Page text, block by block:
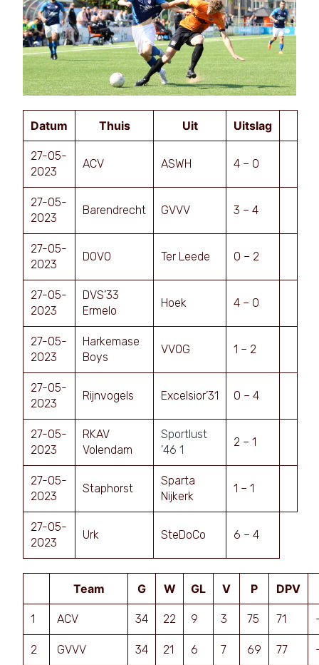
Datum Thuis Uit Uitslag
27-05-
2023
ACV ASWH 4 – 0
27-05-
2023
Barendrecht GVVV 3 – 4
27-05-
2023
DOVO Ter Leede 0 – 2
27-05-
2023
DVS’33
Ermelo
Hoek 4 – 0
27-05-
2023
Harkemase
Boys
VVOG 1 – 2
27-05-
2023
Rijnvogels Excelsior’31 0 – 4
27-05-
2023
RKAV
Volendam
Sportlust
’46 1
2 – 1
27-05-
2023
Staphorst
Sparta
Nijkerk
1 – 1
27-05-
2023
Urk SteDoCo 6 – 4
Team G W GL V P DPV
1 ACV 34 22 9 3 75 71
2 GVVV 34 21 6 7 69 77